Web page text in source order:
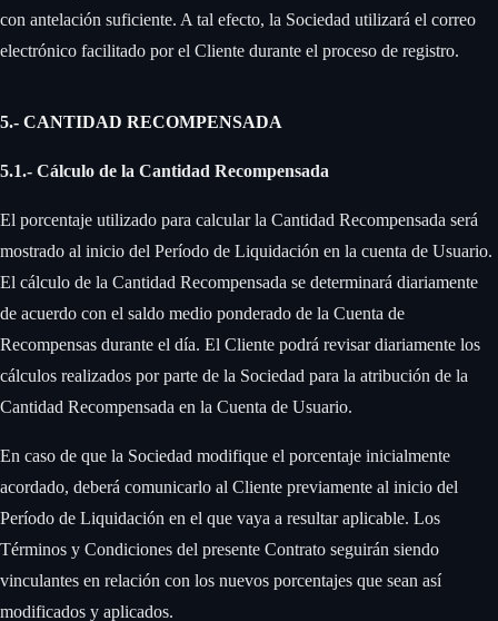
con antelación suficiente. A tal efecto, la Sociedad utilizará el correo
electrónico facilitado por el Cliente durante el proceso de registro.
5.- CANTIDAD RECOMPENSADA
5.1.- Cálculo de la Cantidad Recompensada
El porcentaje utilizado para calcular la Cantidad Recompensada será
mostrado al inicio del Período de Liquidación en la cuenta de Usuario.
El cálculo de la Cantidad Recompensada se determinará diariamente
de acuerdo con el saldo medio ponderado de la Cuenta de
Recompensas durante el día. El Cliente podrá revisar diariamente los
cálculos realizados por parte de la Sociedad para la atribución de la
Cantidad Recompensada en la Cuenta de Usuario. ‍
En caso de que la Sociedad modifique el porcentaje inicialmente
acordado, deberá comunicarlo al Cliente previamente al inicio del
Período de Liquidación en el que vaya a resultar aplicable. Los
Términos y Condiciones del presente Contrato seguirán siendo
vinculantes en relación con los nuevos porcentajes que sean así
modificados y aplicados.